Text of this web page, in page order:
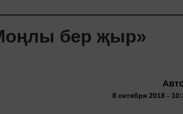
бер җыр»
8 октября 2018 -